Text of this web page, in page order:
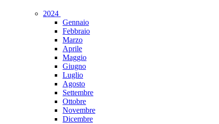
2024
Gennaio
Febbraio
Marzo
Aprile
Maggio
Giugno
Luglio
Agosto
Settembre
Ottobre
Novembre
Dicembre